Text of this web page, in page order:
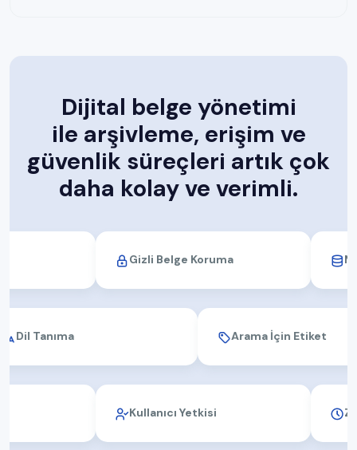
Dijital belge yönetimi
ile arşivleme, erişim ve
güvenlik süreçleri artık çok
daha kolay ve verimli.
Gizli Belge Koruma Meta Veri
Dil Tanıma Arama İçin
Kullanıcı Yetkisi Zaman